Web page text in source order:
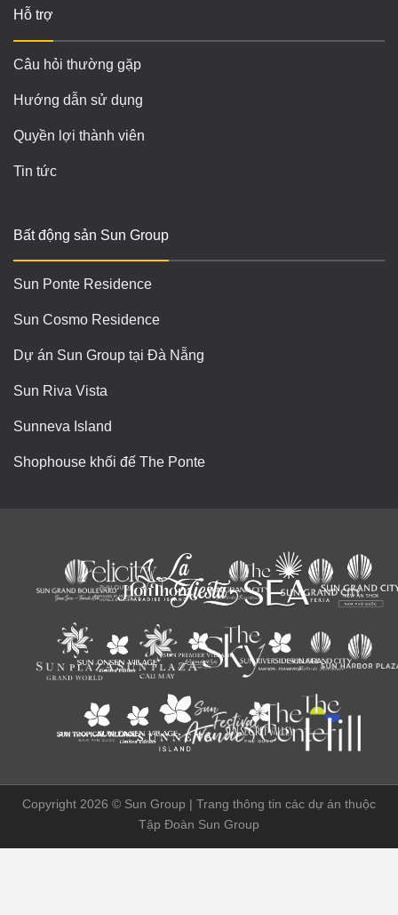
Hỗ trợ
Câu hỏi thường gặp
Hướng dẫn sử dụng
Quyền lợi thành viên
Tin tức
Bất động sản Sun Group
Sun Ponte Residence
Sun Cosmo Residence
Dự án Sun Group tại Đà Nẵng
Sun Riva Vista
Sunneva Island
Shophouse khối đế The Ponte
Copyright 2026 © Sun Group | Trang thông tin các dự án thuộc
Tập Đoàn Sun Group